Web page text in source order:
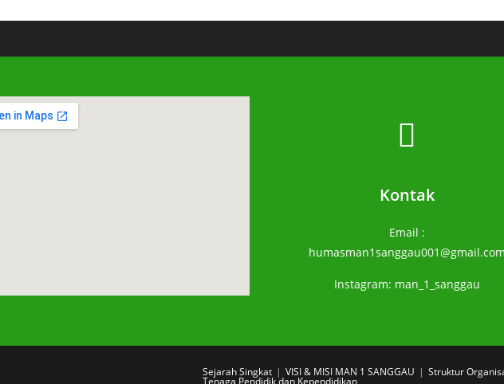
Kontak
Email :
humasman1sanggau001@gmail.com
Instagram: man_1_sanggau
Sejarah Singkat VISI & MISI MAN 1 SANGGAU Struktur
Tenaga Pendidik dan Kependidikan